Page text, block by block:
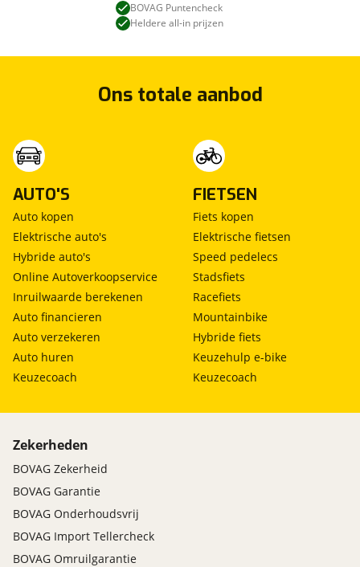
BOVAG Puntencheck
Heldere all-in prijzen
Ons totale aanbod
AUTO'S
Auto kopen
Elektrische auto's
Hybride auto's
Online Autoverkoopservice
Inruilwaarde berekenen
Auto financieren
Auto verzekeren
Auto huren
Keuzecoach
FIETSEN
Fiets kopen
Elektrische fietsen
Speed pedelecs
Stadsfiets
Racefiets
Mountainbike
Hybride fiets
Keuzehulp e-bike
Keuzecoach
Zekerheden
BOVAG Zekerheid
BOVAG Garantie
BOVAG Onderhoudsvrij
BOVAG Import Tellercheck
BOVAG Omruilgarantie